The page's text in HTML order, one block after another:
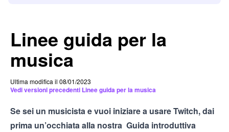
Linee guida per la
musica
Ultima modifica il 08/01/2023
Vedi versioni precedenti Linee guida per la musica
Se sei un musicista e vuoi iniziare a usare Twitch, dai
prima un’occhiata alla nostra Guida introduttiva